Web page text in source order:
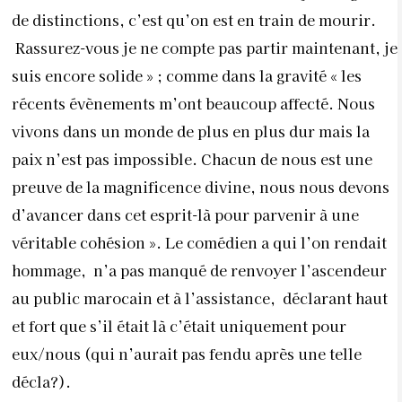
de distinctions, c’est qu’on est en train de mourir.
Rassurez-vous je ne compte pas partir maintenant, je
suis encore solide » ; comme dans la gravité « les
récents évènements m’ont beaucoup affecté. Nous
vivons dans un monde de plus en plus dur mais la
paix n’est pas impossible. Chacun de nous est une
preuve de la magnificence divine, nous nous devons
d’avancer dans cet esprit-là pour parvenir à une
véritable cohésion ». Le comédien a qui l’on rendait
hommage, n’a pas manqué de renvoyer l’ascendeur
au public marocain et à l’assistance, déclarant haut
et fort que s’il était là c’était uniquement pour
eux/nous (qui n’aurait pas fendu après une telle
décla?).